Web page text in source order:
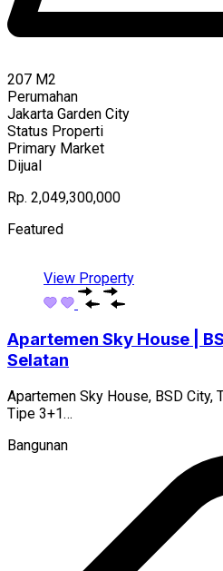
207 M2
Perumahan
Jakarta Garden City
Status Properti
Primary Market
Dijual
Rp. 2,049,300,000
Featured
View Property
Apartemen Sky House |
Selatan
Apartemen Sky House, BSD City,
Tipe 3+1…
Bangunan